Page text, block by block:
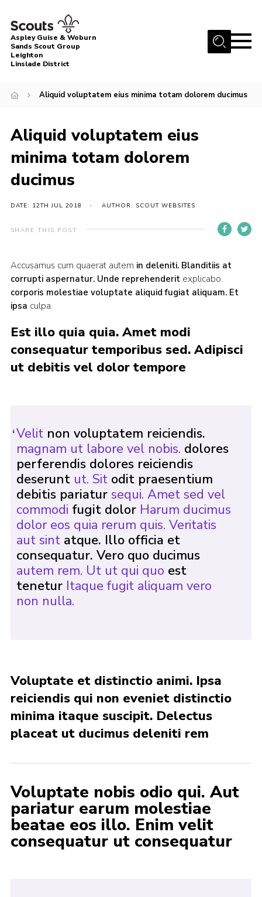
Menu
Home
News
Events
Cookies
Aspley Guise & Woburn
Sands Scout Group
Leighton
Linslade District
Aliquid voluptatem eius minima totam dolorem ducimus
Aliquid voluptatem eius
minima totam dolorem
ducimus
DATE: 12TH JUL 2018 AUTHOR: SCOUT WEBSITES
SHARE THIS POST
Accusamus cum quaerat autem in deleniti. Blanditiis at
corrupti aspernatur. Unde reprehenderitexplicabo.
corporis molestiae voluptate aliquid fugiat aliquam. Et
ipsa culpa.
Est illo quia quia. Amet modi
consequatur temporibus sed. Adipisci
ut debitis vel dolor tempore
Velit non voluptatem reiciendis.
magnam ut labore vel nobis. dolores
perferendis dolores reiciendis
deseruntut. Sit odit praesentium
debitis pariatursequi. Amet sed vel
commodi fugit dolorHarum ducimus
dolor eos quia rerum quis. Veritatis
aut sint atque. Illo officia et
consequatur. Vero quo ducimus
autem rem. Ut ut qui quo est
teneturItaque fugit aliquam vero
non nulla.
Voluptate et distinctio animi. Ipsa
reiciendis qui non eveniet distinctio
minima itaque suscipit. Delectus
placeat ut ducimus deleniti rem
Voluptate nobis odio qui. Aut
pariatur earum molestiae
beatae eos illo. Enim velit
consequatur ut consequatur